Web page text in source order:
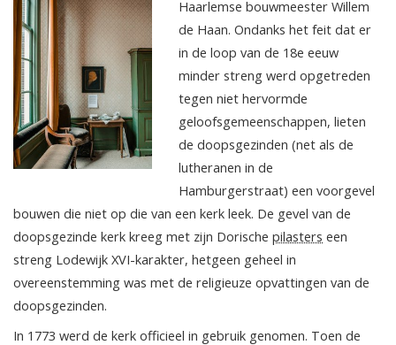
Haarlemse bouwmeester Willem
de Haan. Ondanks het feit dat er
in de loop van de 18e eeuw
minder streng werd opgetreden
tegen niet hervormde
geloofsgemeenschappen, lieten
de doopsgezinden (net als de
lutheranen in de
Hamburgerstraat) een voorgevel
bouwen die niet op die van een kerk leek. De gevel van de
doopsgezinde kerk kreeg met zijn Dorische pilasters een
streng Lodewijk XVI-karakter, hetgeen geheel in
overeenstemming was met de religieuze opvattingen van de
doopsgezinden.
In 1773 werd de kerk officieel in gebruik genomen. Toen de